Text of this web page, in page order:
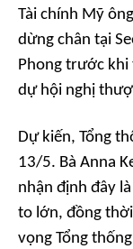
Tài chính Mỹ
dừng chân tại
Phong trước khi
dự hội nghị
Dự kiến, Tổng
13/5. Bà Anna
nhận định đây
to lớn, đồng
vọng Tổng